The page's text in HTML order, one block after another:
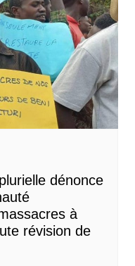
dénonce
à
révision de